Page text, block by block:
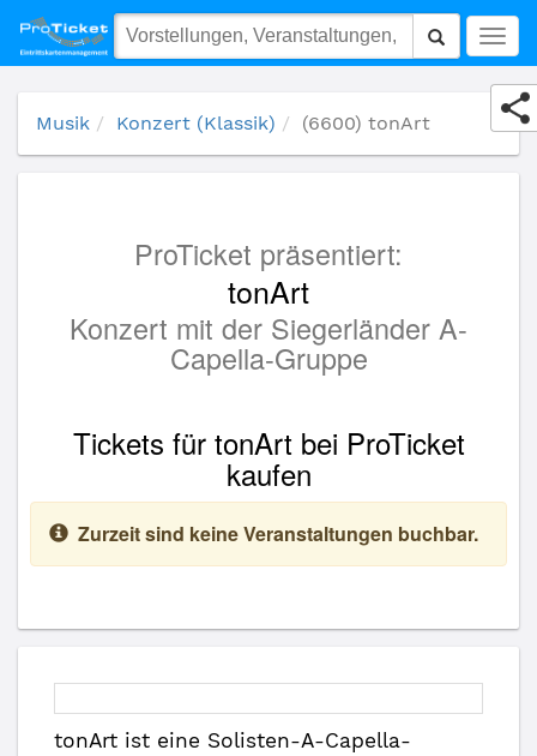
(6600) tonArt
Musik Konzert (Klassik) (6600) tonArt
ProTicket präsentiert:
tonArt
Konzert mit der Siegerländer A-
Capella-Gruppe
Tickets für tonArt bei ProTicket
kaufen
Zurzeit sind keine Veranstaltungen buchbar.
tonArt ist eine Solisten-A-Capella-